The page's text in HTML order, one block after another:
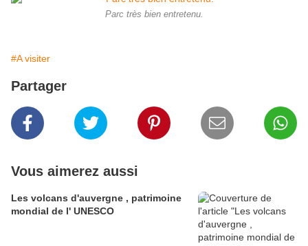
Parc très bien entretenu.
#A visiter
Partager
Vous aimerez aussi
Les volcans d'auvergne , patrimoine
mondial de l' UNESCO